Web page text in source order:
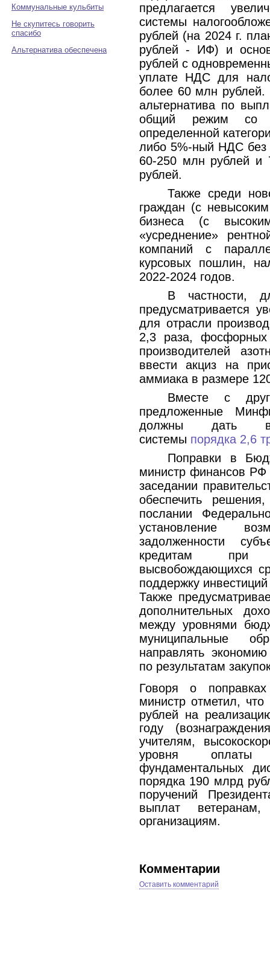
Коммунальные кульбиты
Не скупитесь говорить
спасибо
Альтернатива обеспечена
предлагается
системы
рублей (на 2024 г.
рублей - ИФ) и
рублей с
уплате НДС для
более 60 млн рублей.
альтернатива по
общий режим со
определенной
либо 5%-ный НДС без
60-250 млн рублей и
рублей.
Также среди
граждан (с
бизнеса (с
«усреднение»
компаний с
курсовых пошлин,
2022-2024 годов.
В частности,
предусматривается
для отрасли
2,3 раза,
производителей
ввести акциз на
аммиака в размере
Вместе с
предложенные
должны дать в
системы порядка 2,6
Поправки в
министр финансов РФ
заседании
обеспечить
послании
установление
задолженности
кредитам при
высвобождающихся
поддержку
Также
дополнительных
между уровнями
муниципальные
направлять
по результатам
Говоря о
министр отметил,
рублей на
году
учителям,
уровня оплаты
фундаментальных
порядка 190 млрд
поручений
выплат ветеранам,
организациям.
Комментарии
Оставить комментарий